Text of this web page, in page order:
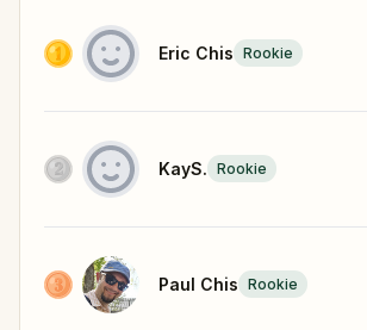
Eric Chis Rookie
KayS. Rookie
Paul Chis Rookie